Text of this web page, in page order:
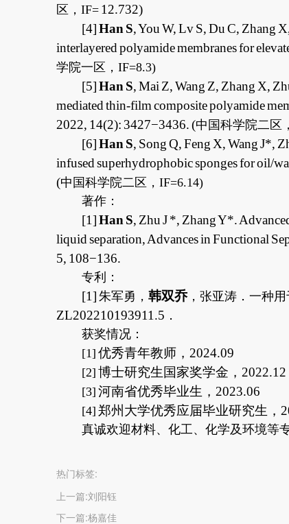
区， IF= 12.732)
[4]Han S, You W, Lv S, Du C, Zhang
interlayered polyamide membranes for
学院一区， IF=8.3)
[5]Han S, Mai Z, Wang Z, Zhang X,
mediated thin-film composite polyamide
2022, 14(2): 3427−3436. (中国科学院二区，
[6]Han S, Song Q, Feng X, Wang J*,
infused superhydrophobic sponges for oil/
(中国科学院二区， IF=6.14)
著作：
[1]Han S, Zhu J *, Zhang Y*.
liquid separation, Advances in Functional
5, 108−136.
专利：
[1] 朱军勇， 韩双乔，张亚涛．一种
ZL202210193911.5 ．
获奖情况：
[1] 优秀青年教师， 2024.09
[2] 博士研究生国家奖学金， 2022.12
[3] 河南省优秀毕业生， 2023.06
[4] 郑州大学优秀应届毕业研究生，
真诚欢迎材料、化工、化学及环境等
热门标签:
上一篇:刘阳钰
下一篇:杨嘉佳